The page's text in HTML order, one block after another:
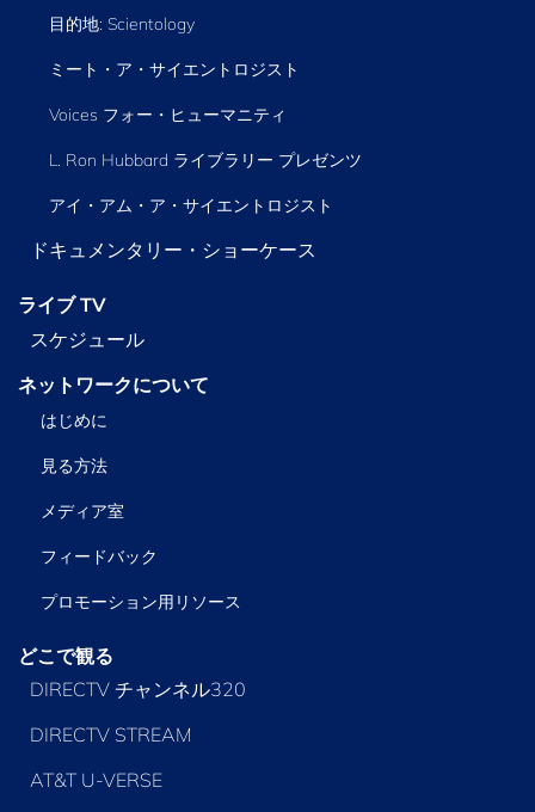
目的地: Scientology
ミート・ア・サイエントロジスト
Voices フォー・ヒューマニティ
L. Ron Hubbard ライブラリー プレゼンツ
アイ・アム・ア・サイエントロジスト
ドキュメンタリー・ショーケース
ライブ TV
スケジュール
ネットワークについて
はじめに
見る方法
メディア室
フィードバック
プロモーション用リソース
どこで観る
DIRECTV チャンネル320
DIRECTV STREAM
AT&T U-VERSE